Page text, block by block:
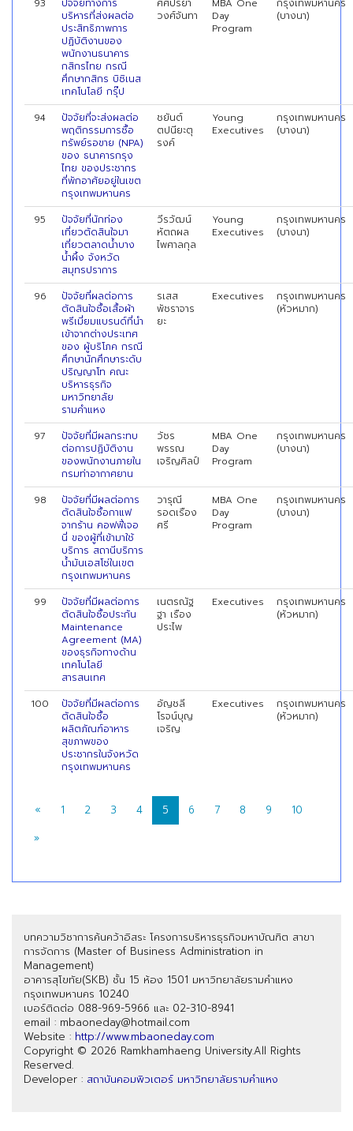
93
ปัจจัยทางการ
บริหารที่ส่งผลต่อ
ประสิทธิภาพการ
ปฏิบัติงานของ
พนักงานธนาคาร
กสิกรไทย กรณี
ศึกษากสิกร บิซิเนส
เทคโนโลยี กรุ๊ป
ศศิปรียา
วงศ์จันทา
MBA One
Day
Program
กรุงเทพมหานคร
(บางนา)
94
ปัจจัยที่จะส่งผลต่อ
พฤติกรรมการซื้อ
ทรัพย์รอขาย (NPA)
ของ ธนาคารกรุง
ไทย ของประชากร
ที่พักอาศัยอยู่ในเขต
กรุงเทพมหานคร
ชยันต์
ตปนียะตุ
รงค์
Young
Executives
กรุงเทพมหานคร
(บางนา)
95
ปัจจัยที่นักท่อง
เที่ยวตัดสินใจมา
เที่ยวตลาดนํ้าบาง
นํ้าผึ้ง จังหวัด
สมุทรปราการ
วีรวัฒน์
หัตถผล
ไพศาลกุล
Young
Executives
กรุงเทพมหานคร
(บางนา)
96
ปัจจัยที่ผลต่อการ
ตัดสินใจซื้อเสื้อผ้า
พรีเมี่ยมแบรนด์ที่นำ
เข้าจากต่างประเทศ
ของ ผู้บริโภค กรณี
ศึกษานักศึกษาระดับ
ปริญญาโท คณะ
บริหารธุรกิจ
มหาวิทยาลัย
รามคำแหง
รเสส
พัชราจาร
ยะ
Executives
กรุงเทพมหานคร
(หัวหมาก)
97
ปัจจัยที่มีผลกระทบ
ต่อการปฏิบัติงาน
ของพนักงานภายใน
กรมท่าอากาศยาน
วัชร
พรรณ
เจริญศิลป์
MBA One
Day
Program
กรุงเทพมหานคร
(บางนา)
98
ปัจจัยที่มีผลต่อการ
ตัดสินใจซื้อกาแฟ
จากร้าน คอฟฟี่เจอ
นี่ ของผู้ที่เข้ามาใช้
บริการ สถานีบริการ
น้ำมันเอสโซ่ในเขต
กรุงเทพมหานคร
วารุณี
รอดเรือง
ศรี
MBA One
Day
Program
กรุงเทพมหานคร
(บางนา)
99
ปัจจัยที่มีผลต่อการ
ตัดสินใจซื้อประกัน
Maintenance
Agreement (MA)
ของธุรกิจทางด้าน
เทคโนโลยี
สารสนเทศ
เนตรณัฐ
ฐา เรือง
ประไพ
Executives
กรุงเทพมหานคร
(หัวหมาก)
100
ปัจจัยที่มีผลต่อการ
ตัดสินใจซื้อ
ผลิตภัณฑ์อาหาร
สุขภาพของ
ประชากรในจังหวัด
กรุงเทพมหานคร
อัญชลี
โรจน์บุญ
เจริญ
Executives
กรุงเทพมหานคร
(หัวหมาก)
« 1 2 3 4 5 6 7 8 9
10
»
บทความวิชาการค้นคว้าอิสระ โครงการบริหารธุรกิจมหาบัณฑิต สาขา
การจัดการ (Master of Business Administration in
Management)
อาคารสุโขทัย(SKB) ชั้น 15 ห้อง 1501 มหาวิทยาลัยรามคำแหง
กรุงเทพมหานคร 10240
เบอร์ติดต่อ 088-969-5966 และ 02-310-8941
email : mbaoneday@hotmail.com
Website : http://www.mbaoneday.com
Copyright © 2026 Ramkhamhaeng University.All Rights
Reserved.
Developer : สถาบันคอมพิวเตอร์ มหาวิทยาลัยรามคำแหง